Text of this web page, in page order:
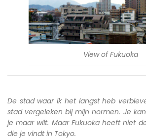
View of Fukuoka
De stad waar ik het langst heb
stad vergeleken bij mijn normen. Je
je maar wilt. Maar Fukuoka heeft niet
die je vindt in Tokyo.